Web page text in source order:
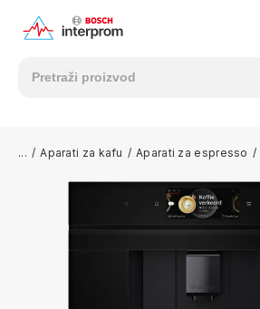
/ Aparati za kafu / Aparati za espresso /